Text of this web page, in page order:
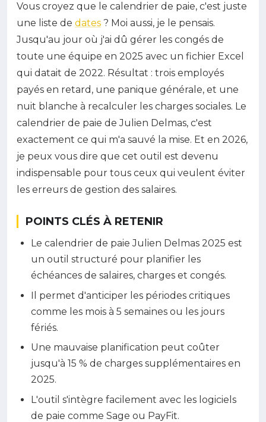
Vous croyez que le calendrier de paie, c'est juste
une liste de dates ? Moi aussi, je le pensais.
Jusqu'au jour où j'ai dû gérer les congés de
toute une équipe en 2025 avec un fichier Excel
qui datait de 2022. Résultat : trois employés
payés en retard, une panique générale, et une
nuit blanche à recalculer les charges sociales. Le
calendrier de paie de Julien Delmas, c'est
exactement ce qui m'a sauvé la mise. Et en 2026,
je peux vous dire que cet outil est devenu
indispensable pour tous ceux qui veulent éviter
les erreurs de gestion des salaires.
POINTS CLÉS À RETENIR
Le calendrier de paie Julien Delmas 2025 est
un outil structuré pour planifier les
échéances de salaires, charges et congés.
Il permet d'anticiper les périodes critiques
comme les mois à 5 semaines ou les jours
fériés.
Une mauvaise planification peut coûter
jusqu'à 15 % de charges supplémentaires en
2025.
L'outil s'intègre facilement avec les logiciels
de paie comme Sage ou PayFit.